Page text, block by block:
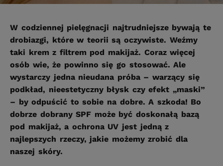
W codziennej pielęgnacji najtrudniejsze bywają te
drobiazgi, które w teorii są oczywiste. Weźmy
taki krem z filtrem pod makijaż. Coraz więcej
osób wie, że powinno się go stosować. Ale
wystarczy jedna nieudana próba – warzący się
podkład, nieestetyczny błysk czy efekt „maski”
– by odpuścić to sobie na dobre. A szkoda! Bo
dobrze dobrany SPF może być doskonałą bazą
pod makijaż, a ochrona UV jest jedną z
najlepszych rzeczy, jakie możemy zrobić dla
naszej skóry.